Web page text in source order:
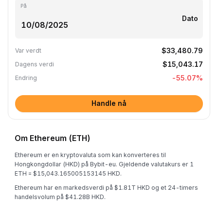
På
Dato
Var verdt $33,480.79
Dagens verdi $15,043.17
Endring -55.07%
Handle nå
Om Ethereum (ETH)
Ethereum er en kryptovaluta som kan konverteres til
Hongkongdollar (HKD) på Bybit-eu. Gjeldende valutakurs er 1
ETH = $15,043.165005153145 HKD.
Ethereum har en markedsverdi på $1.81T HKD og et 24-timers
handelsvolum på $41.28B HKD.